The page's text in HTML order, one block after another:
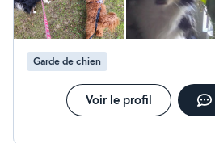
Garde de chien
Voir le profil